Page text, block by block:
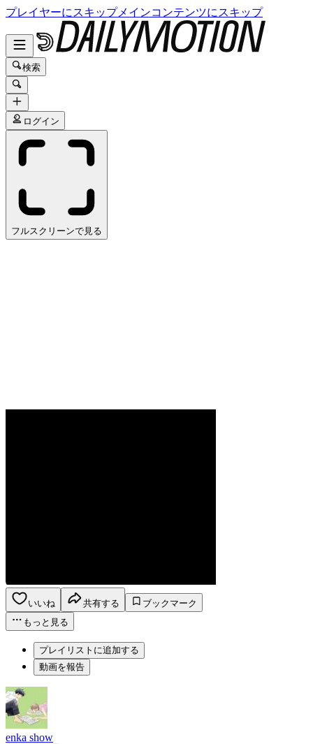
プレイヤーにスキップメインコンテンツにスキップ
検索
ログイン
フルスクリーンで見る
いいね 共有する
ブックマーク
もっと見る
プレイリストに追加する
動画を報告
enka show